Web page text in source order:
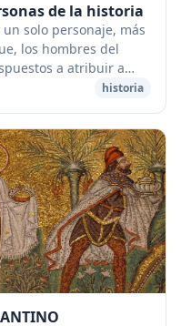
de la historia
solo personaje, más
los hombres del
a atribuir a
olvid...
historia